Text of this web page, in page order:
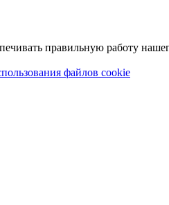
правильную работу
файлов cookie